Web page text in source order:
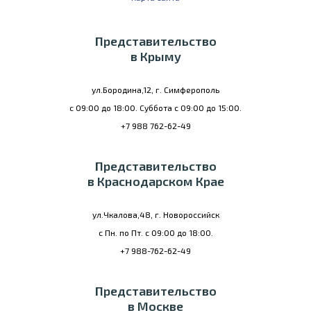
Представительство
в Крыму
ул.Бородина,12, г. Симферополь
с 09:00 до 18:00. Суббота с 09:00 до 15:00.
+7 988 762-62-49
Представительство
в Краснодарском Крае
ул.Чкалова,48, г. Новороссийск
с Пн. по Пт. с 09:00 до 18:00.
+7 988-762-62-49
Представительство
в Москве